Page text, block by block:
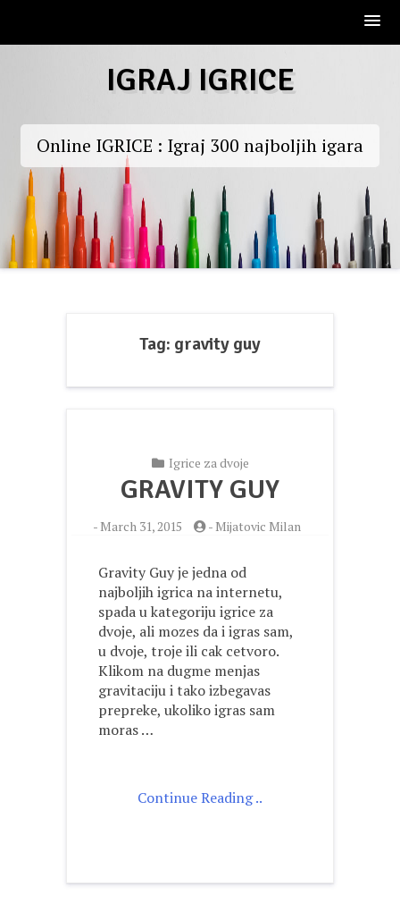
IGRAJ IGRICE
Online IGRICE : Igraj 300 najboljih igara
Tag: gravity guy
Igrice za dvoje
GRAVITY GUY
- March 31, 2015 - Mijatovic Milan
Gravity Guy je jedna od
najboljih igrica na internetu,
spada u kategoriju igrice za
dvoje, ali mozes da i igras sam,
u dvoje, troje ili cak cetvoro.
Klikom na dugme menjas
gravitaciju i tako izbegavas
prepreke, ukoliko igras sam
moras …
Continue Reading ..